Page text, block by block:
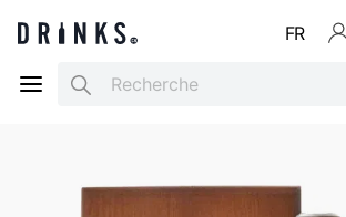
FR
Search